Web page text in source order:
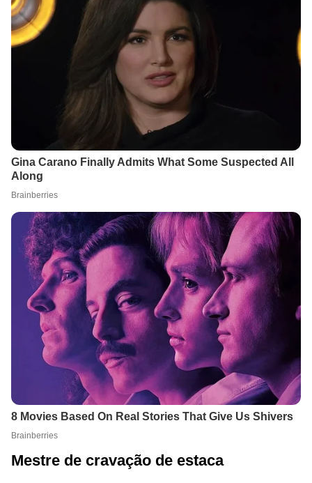
Mestre de cravação de estaca